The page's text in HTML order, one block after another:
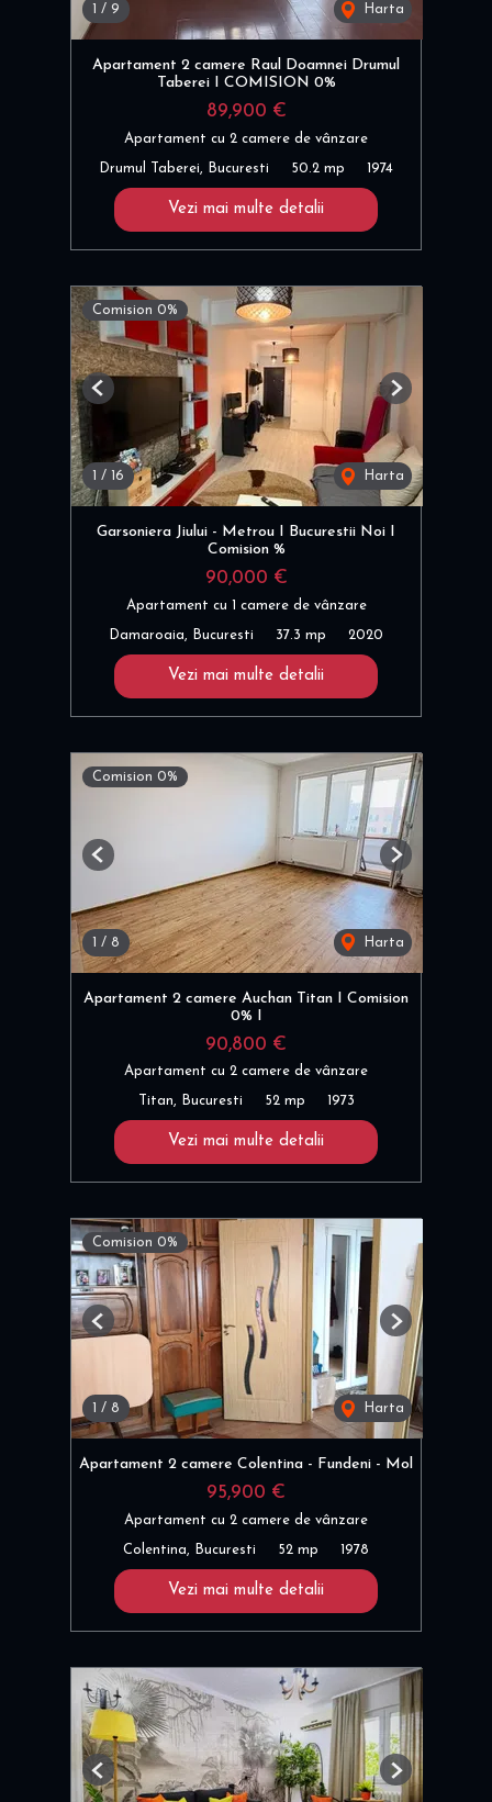
1 / 9 Harta
Apartament 2 camere Raul Doamnei Drumul
Taberei I COMISION 0%
89,900 €
Apartament cu 2 camere de vânzare
Drumul Taberei, Bucuresti 50.2 mp 1974
Vezi mai multe detalii
Comision 0%
1 / 16 Harta
Previous Next
Garsoniera Jiului - Metrou I Bucurestii Noi I
Comision %
90,000 €
Apartament cu 1 camere de vânzare
Damaroaia, Bucuresti 37.3 mp 2020
Vezi mai multe detalii
Comision 0%
1 / 8 Harta
Previous Next
Apartament 2 camere Auchan Titan I Comision
0% I
90,800 €
Apartament cu 2 camere de vânzare
Titan, Bucuresti 52 mp 1973
Vezi mai multe detalii
Comision 0%
/ 8 Harta
Previous Next
Apartament 2 camere Colentina - Fundeni - Mol
95,900 €
Apartament cu 2 camere de vânzare
Colentina, Bucuresti 52 mp 1978
Vezi mai multe detalii
Previous Next